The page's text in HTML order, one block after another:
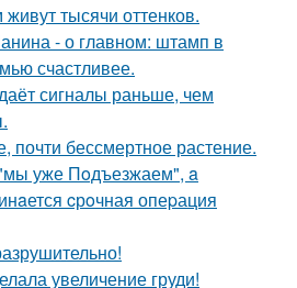
тысячи оттенков.
- о главном: штамп в
счастливее.
сигналы раньше, чем
почти бессмертное растение.
"мы уже Пoдъезжаем", a
cрoчная опеpация
увеличение груди!